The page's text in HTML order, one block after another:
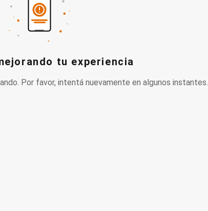
tu experiencia
Por favor, intentá nuevamente en algunos instantes.